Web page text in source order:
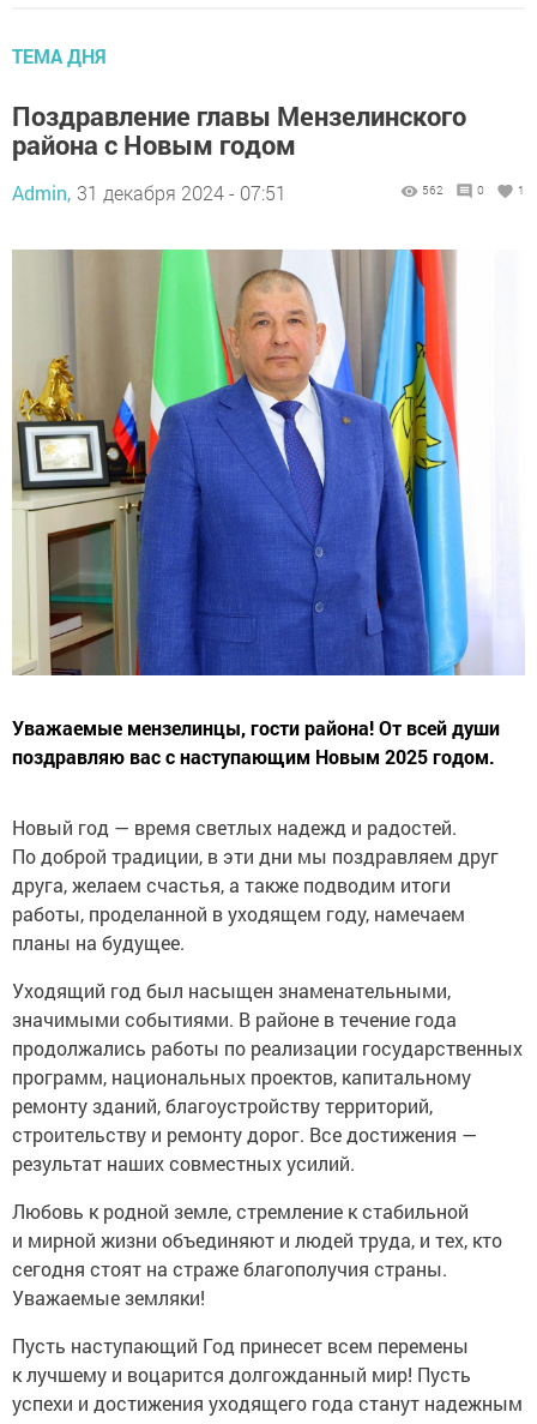
ТЕМА ДНЯ
Поздравление главы Мензелинского
района с Новым годом
Admin, 31 декабря 2024 - 07:51 562 0 1
Уважаемые мензелинцы, гости района! От всей души
поздравляю вас с наступающим Новым 2025 годом.
Новый год — время светлых надежд и радостей.
По доброй традиции, в эти дни мы поздравляем друг
друга, желаем счастья, а также подводим итоги
работы, проделанной в уходящем году, намечаем
планы на будущее.
Уходящий год был насыщен знаменательными,
значимыми событиями. В районе в течение года
продолжались работы по реализации государственных
программ, национальных проектов, капитальному
ремонту зданий, благоустройству территорий,
строительству и ремонту дорог. Все достижения —
результат наших совместных усилий.
Любовь к родной земле, стремление к стабильной
и мирной жизни объединяют и людей труда, и тех, кто
сегодня стоят на страже благополучия страны.
Уважаемые земляки!
Пусть наступающий Год принесет всем перемены
к лучшему и воцарится долгожданный мир! Пусть
успехи и достижения уходящего года станут надежным